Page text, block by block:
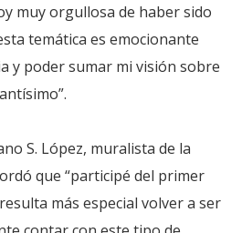
muy orgullosa de haber sido
temática es emocionante
y poder sumar mi visión sobre
S. López, muralista de la
que “participé del primer
más especial volver a ser